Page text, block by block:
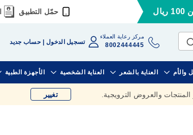
حمّل التطبيق
مركز رعاية العملاء
8002444445 تسجيل الدخول حساب جديد
والأم العناية بالشعر العناية الشخصية الأجهزة الطبية
والعروض الترويجية. تغيير